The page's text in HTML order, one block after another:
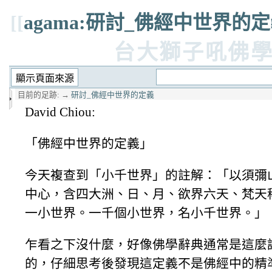
[[agama:研討_佛經中世界的
台大獅子吼佛
目前的足跡: → 研討_佛經中世界的定義
David Chiou:
「佛經中世界的定義」
今天複查到「小千世界」的註解：「以須彌
中心，含四大洲、日、月、欲界六天、梵天
一小世界。一千個小世界，名小千世界。」
乍看之下沒什麼，好像佛學辭典通常是這麼
的，仔細思考後發現這定義不是佛經中的精